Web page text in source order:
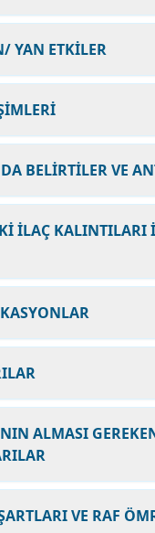
YAN ETKİLER
BELİRTİLER VE
İLAÇ KALINTILARI
ALMASI
VE RAF